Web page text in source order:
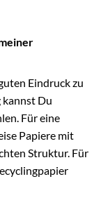
Eindruck zu
kannst Du
Für eine
Papiere mit
Struktur. Für